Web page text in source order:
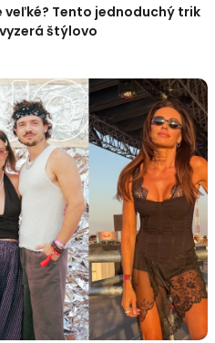
veľké? Tento jednoduchý trik
štýlovo